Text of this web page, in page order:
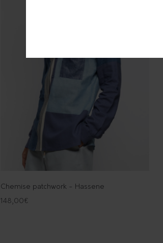
Chemise patchwork - Hassene
148,00€